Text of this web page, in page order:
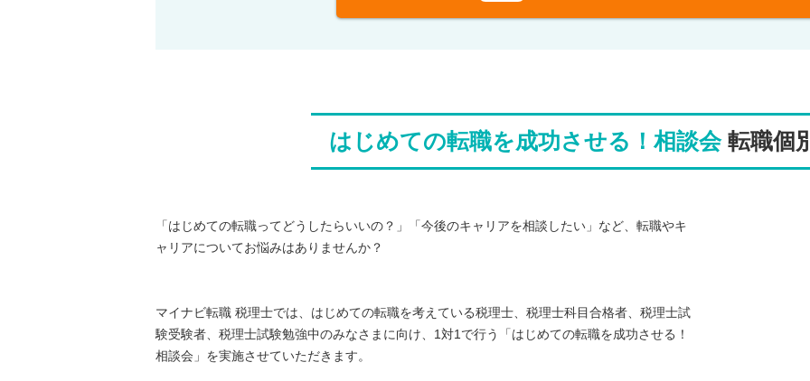
はじめての転職を成功させる！相談会転職個
「はじめての転職ってどうしたらいいの？」「今後のキャリアを相談したい」など、転職やキ
ャリアについてお悩みはありませんか？
マイナビ転職 税理士では、はじめての転職を考えている税理士、税理士科目合格者、税理士試
験受験者、税理士試験勉強中のみなさまに向け、1対1で行う「はじめての転職を成功させる！
相談会」を実施させていただきます。